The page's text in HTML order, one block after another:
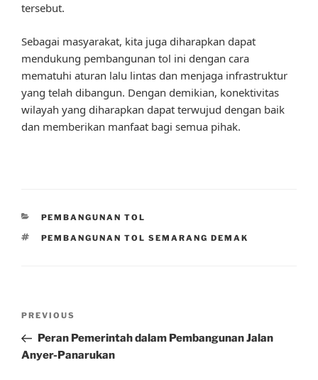
tersebut.
Sebagai masyarakat, kita juga diharapkan dapat
mendukung pembangunan tol ini dengan cara
mematuhi aturan lalu lintas dan menjaga infrastruktur
yang telah dibangun. Dengan demikian, konektivitas
wilayah yang diharapkan dapat terwujud dengan baik
dan memberikan manfaat bagi semua pihak.
CATEGORIES
PEMBANGUNAN TOL
TAGS
PEMBANGUNAN TOL SEMARANG DEMAK
Previous
Post
PREVIOUS
Peran Pemerintah dalam Pembangunan Jalan
Anyer-Panarukan